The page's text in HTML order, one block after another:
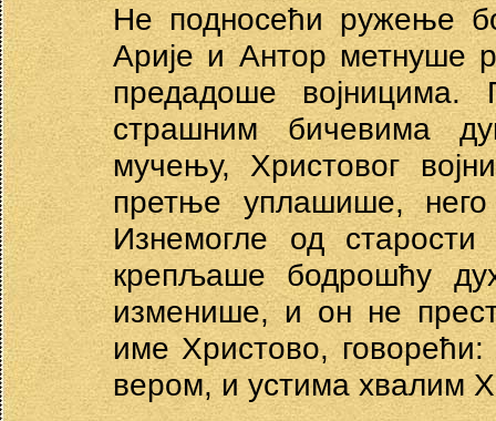
Не подносећи ружење
Арије и Антор метнуше
предадоше војницима.
страшним бичевима
мучењу, Христовог
претње уплашише,
Изнемогле од
крепљаше бодрошћу
изменише, и он не
име Христово,
вером, и устима хвалим